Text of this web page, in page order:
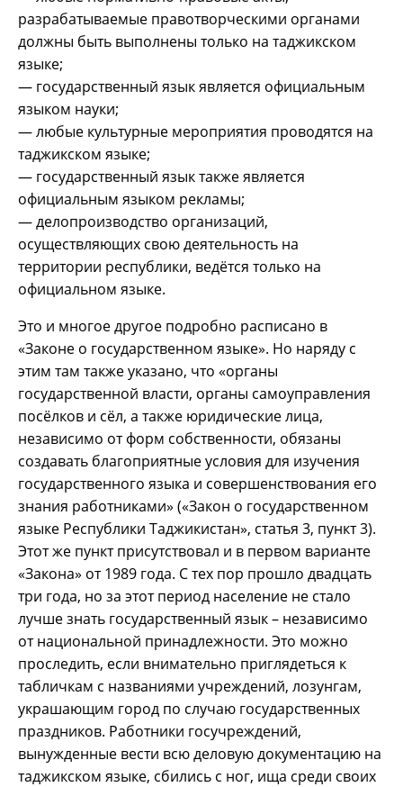
разрабатываемые правотворческими органами
должны быть выполнены только на таджикском
языке;
— государственный язык является официальным
языком науки;
— любые культурные мероприятия проводятся на
таджикском языке;
— государственный язык также является
официальным языком рекламы;
— делопроизводство организаций,
осуществляющих свою деятельность на
территории республики, ведётся только на
официальном языке.
Это и многое другое подробно расписано в
«Законе о государственном языке». Но наряду с
этим там также указано, что «органы
государственной власти, органы самоуправления
посёлков и сёл, а также юридические лица,
независимо от форм собственности, обязаны
создавать благоприятные условия для изучения
государственного языка и совершенствования его
знания работниками» («Закон о государственном
языке Республики Таджикистан», статья 3, пункт 3).
Этот же пункт присутствовал и в первом варианте
«Закона» от 1989 года. С тех пор прошло двадцать
три года, но за этот период население не стало
лучше знать государственный язык – независимо
от национальной принадлежности. Это можно
проследить, если внимательно приглядеться к
табличкам с названиями учреждений, лозунгам,
украшающим город по случаю государственных
праздников. Работники госучреждений,
вынужденные вести всю деловую документацию на
таджикском языке, сбились с ног, ища среди своих